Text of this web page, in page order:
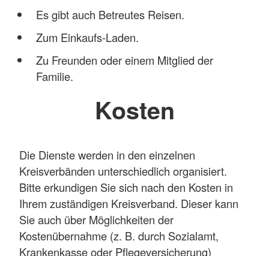
Es gibt auch Betreutes Reisen.
Zum Einkaufs-Laden.
Zu Freunden oder einem Mitglied der
Familie.
Kosten
Die Dienste werden in den einzelnen
Kreisverbänden unterschiedlich organisiert.
Bitte erkundigen Sie sich nach den Kosten in
Ihrem zuständigen Kreisverband. Dieser kann
Sie auch über Möglichkeiten der
Kostenübernahme (z. B. durch Sozialamt,
Krankenkasse oder Pflegeversicherung)